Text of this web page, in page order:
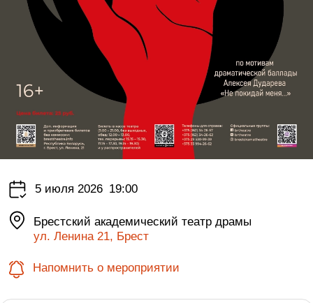
5 июля 2026 19:00
Брестский академический театр драмы
ул. Ленина 21, Брест
Напомнить о мероприятии